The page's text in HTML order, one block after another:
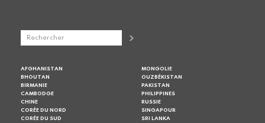
AFGHANISTAN
BHOUTAN
BIRMANIE
CAMBODGE
CHINE
CORÉE DU NORD
CORÉE DU SUD
MONGOLIE
OUZBÉKISTAN
PAKISTAN
PHILIPPINES
RUSSIE
SINGAPOUR
SRI LANKA